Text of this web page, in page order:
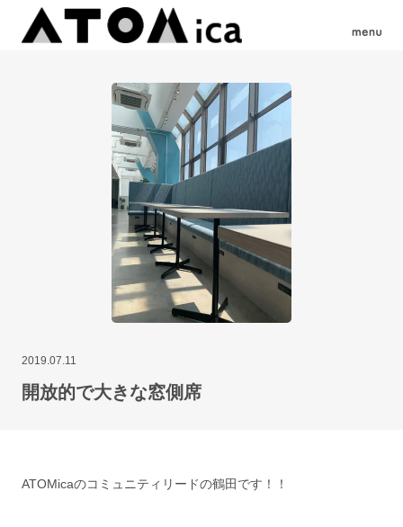
2019.07.11
開放的で大きな窓側席
ATOMicaのコミュニティリードの鶴田です！！